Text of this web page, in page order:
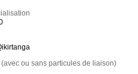
ou sans particules de liaison)